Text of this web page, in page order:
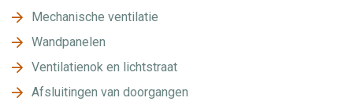
Mechanische ventilatie
Wandpanelen
Ventilatienok en lichtstraat
Afsluitingen van doorgangen